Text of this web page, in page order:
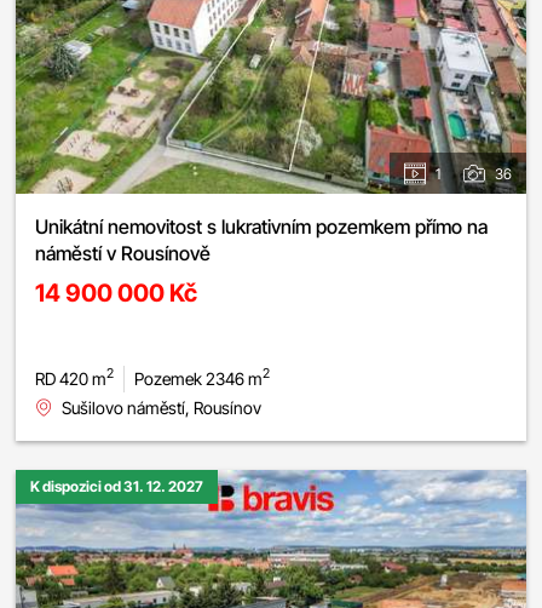
1 36
Unikátní nemovitost s lukrativním pozemkem přímo na
náměstí v Rousínově
14 900 000 Kč
RD 420 m2 Pozemek 2346 m2
Sušilovo náměstí, Rousínov
K dispozici od 31. 12. 2027